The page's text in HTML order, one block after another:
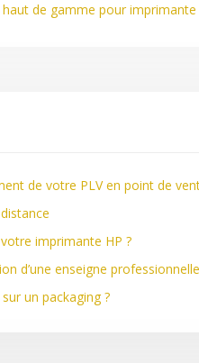
de gamme pour imprimante
de votre PLV en point de
imprimante HP ?
d’une enseigne
un packaging ?